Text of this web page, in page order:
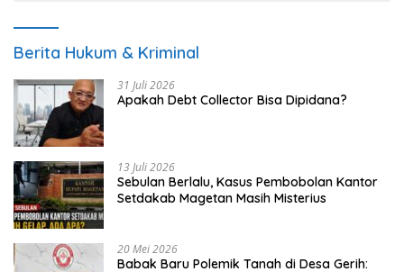
Berita Hukum & Kriminal
31 Juli 2026
Apakah Debt Collector Bisa Dipidana?
13 Juli 2026
Sebulan Berlalu, Kasus Pembobolan Kantor
Setdakab Magetan Masih Misterius
20 Mei 2026
Babak Baru Polemik Tanah di Desa Gerih: